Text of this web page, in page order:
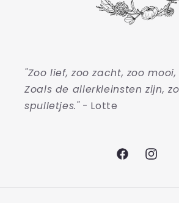
"Zoo lief, zoo zacht, zoo
Zoals de allerkleinsten zijn,
spulletjes."- Lotte
Facebook